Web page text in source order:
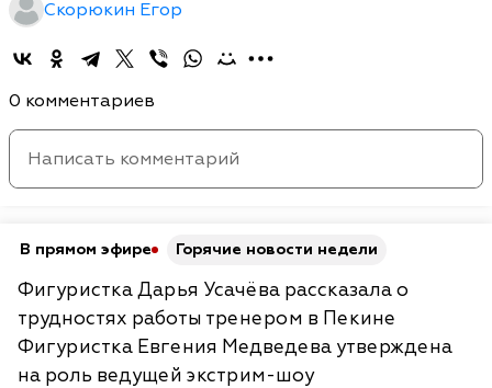
Скорюкин Егор
0 комментариев
В прямом эфире Горячие новости недели
Фигуристка Дарья Усачёва рассказала о
трудностях работы тренером в Пекине
Фигуристка Евгения Медведева утверждена
на роль ведущей экстрим-шоу